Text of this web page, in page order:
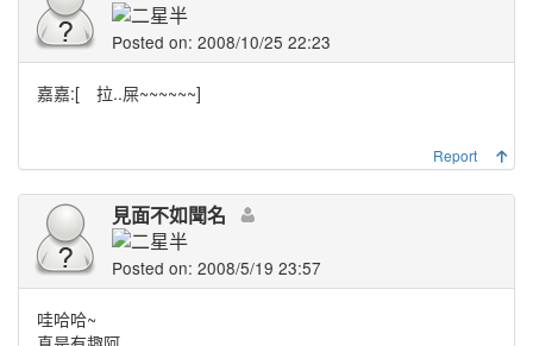
Posted on: 2008/10/25 22:23
嘉嘉:[ 拉..屎~~~~~~]
Report
見面不如聞名
Posted on: 2008/5/19 23:57
哇哈哈~